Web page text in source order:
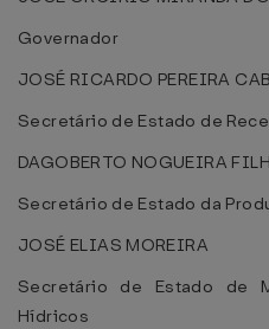
Governador
JOSÉ RICARDO PEREIRA
Secretário de Estado de
DAGOBERTO NOGUEIRA
Secretário de Estado da
JOSÉ ELIAS MOREIRA
Secretário de Estado de
Hídricos